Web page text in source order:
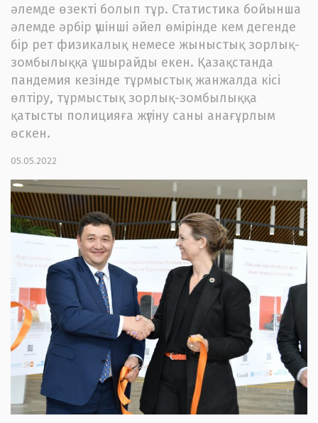
әлемде өзекті болып тұр. Статистика бойынша
әлемде әрбір үшінші әйел өмірінде кем дегенде
бір рет физикалық немесе жыныстық зорлық-
зомбылыққа ұшырайды екен. Қазақстанда
пандемия кезінде тұрмыстық жанжалда кісі
өлтіру, тұрмыстық зорлық-зомбылыққа
қатысты полицияға жүгіну саны анағұрлым
өскен.
05.05.2022